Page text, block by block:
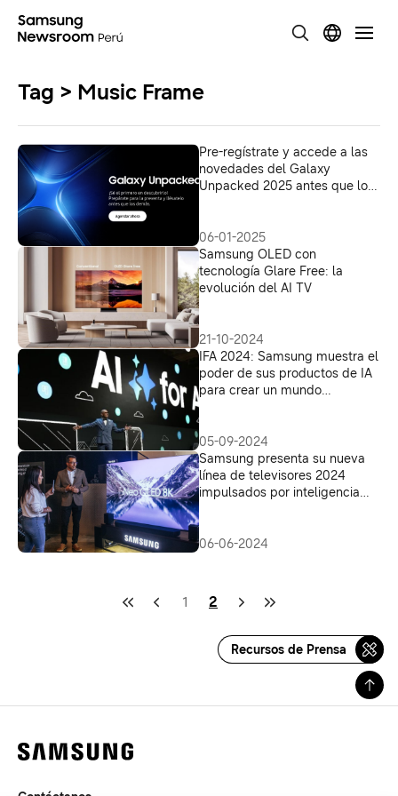
Tag > Music Frame
Pre-regístrate y accede a las
novedades del Galaxy
Unpacked 2025 antes que los
06-01-2025
Samsung OLED con
tecnología Glare Free: la
evolución del AI TV
21-10-2024
IFA 2024: Samsung muestra el
poder de sus productos de IA
para crear un mundo
05-09-2024
Samsung presenta su nueva
línea de televisores 2024
impulsados por inteligencia
06-06-2024
1 2
Recursos de Prensa